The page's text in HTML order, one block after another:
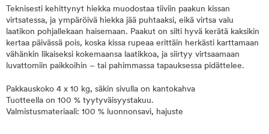
Teknisesti kehittynyt hiekka muodostaa tiiviin paakun kissan
virtsatessa, ja ympäröivä hiekka jää puhtaaksi, eikä virtsa valu
laatikon pohjallekaan haisemaan. Paakut on silti hyvä kerätä kaksikin
kertaa päivässä pois, koska kissa rupeaa erittäin herkästi karttamaan
vähänkin likaiseksi kokemaansa laatikkoa, ja siirtyy virtsaamaan
luvattomiin paikkoihin – tai pahimmassa tapauksessa pidättelee.
Pakkauskoko 4 x 10 kg, säkin sivulla on kantokahva
Tuotteella on 100 % tyytyväisyystakuu.
Valmistusmateriaali: 100 % luonnonsavi, hajuste